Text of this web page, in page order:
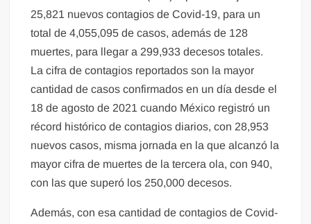
25,821 nuevos contagios de Covid-19, para un
total de 4,055,095 de casos, además de 128
muertes, para llegar a 299,933 decesos totales.
La cifra de contagios reportados son la mayor
cantidad de casos confirmados en un día desde el
18 de agosto de 2021 cuando México registró un
récord histórico de contagios diarios, con 28,953
nuevos casos, misma jornada en la que alcanzó la
mayor cifra de muertes de la tercera ola, con 940,
con las que superó los 250,000 decesos.
Además, con esa cantidad de contagios de Covid-